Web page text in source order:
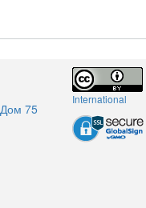
75
International